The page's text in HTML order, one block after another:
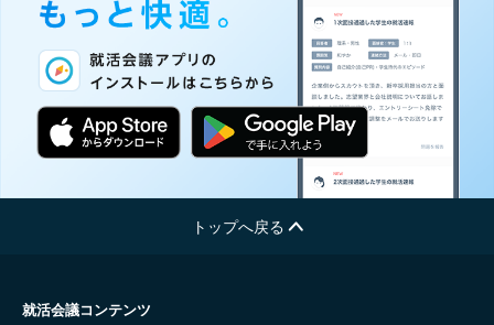
トップへ戻る
就活会議コンテンツ